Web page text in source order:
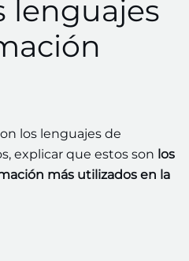
lenguajes
los lenguajes de
explicar que estos son los
más utilizados en la